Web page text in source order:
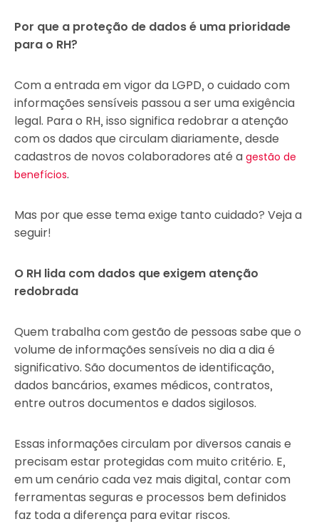
Por que a proteção de dados é uma prioridade
para o RH?
Com a entrada em vigor da LGPD, o cuidado com
informações sensíveis passou a ser uma exigência
legal. Para o RH, isso significa redobrar a atenção
com os dados que circulam diariamente, desde
cadastros de novos colaboradores até a gestão de
benefícios.
Mas por que esse tema exige tanto cuidado? Veja a
seguir!
O RH lida com dados que exigem atenção
redobrada
Quem trabalha com gestão de pessoas sabe que o
volume de informações sensíveis no dia a dia é
significativo. São documentos de identificação,
dados bancários, exames médicos, contratos,
entre outros documentos e dados sigilosos.
Essas informações circulam por diversos canais e
precisam estar protegidas com muito critério. E,
em um cenário cada vez mais digital, contar com
ferramentas seguras e processos bem definidos
faz toda a diferença para evitar riscos.